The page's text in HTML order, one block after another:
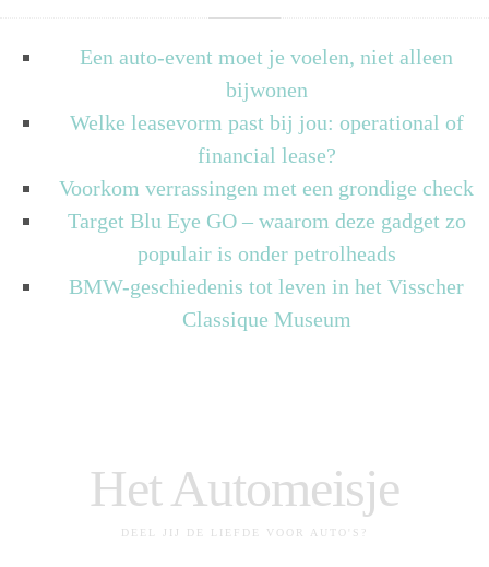
Een auto-event moet je voelen, niet alleen
bijwonen
Welke leasevorm past bij jou: operational of
financial lease?
Voorkom verrassingen met een grondige check
Target Blu Eye GO – waarom deze gadget zo
populair is onder petrolheads
BMW-geschiedenis tot leven in het Visscher
Classique Museum
Het Automeisje
DEEL JIJ DE LIEFDE VOOR AUTO'S?